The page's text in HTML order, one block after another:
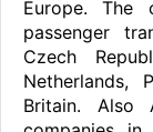
Europe.
passenger
Czech
Netherlands,
Britain.